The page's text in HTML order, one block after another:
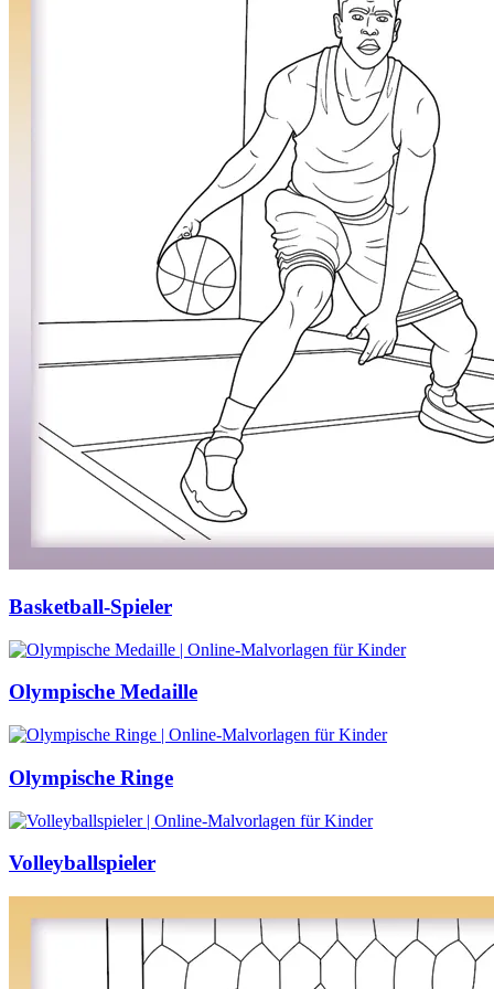
Unkategorisiert
Basketball-Spieler
Olympische Medaille
Olympische Ringe
Volleyballspieler